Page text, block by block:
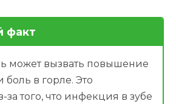
факт
может вызвать повышение
боль в горле. Это
за того, что инфекция в зубе